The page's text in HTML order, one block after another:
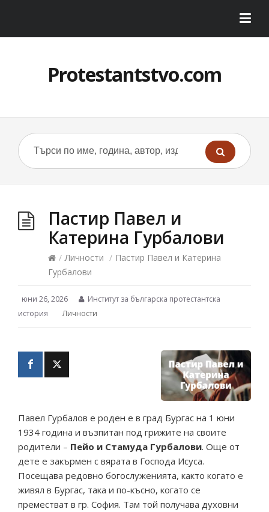
Protestantstvo.com
Пастир Павел и
Катерина Гурбалови
/ Личности / Пастир Павел и Катерина
Гурбалови
юни 26, 2026
Институт за българска протестантска
история
Личности
Павел Гурбалов е роден e в град Бургас на 1 юни
1934 година и възпитан под грижите на своите
родители – Пейо и Стамуда Гурбалови. Още от
дете е закърмен с вярата в Господа Исуса.
Посещава редовно богослуженията, както когато е
живял в Бургас, така и по-късно, когато се
преместват в гр. София. Tам той получава духовни